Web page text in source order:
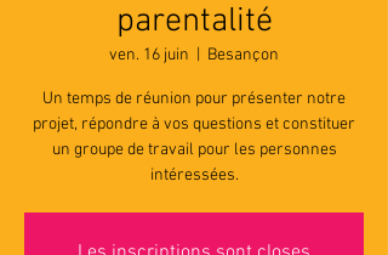
parentalité
ven. 16 juin Besançon
Un temps de réunion pour présenter notre
projet, répondre à vos questions et constituer
un groupe de travail pour les personnes
intéressées.